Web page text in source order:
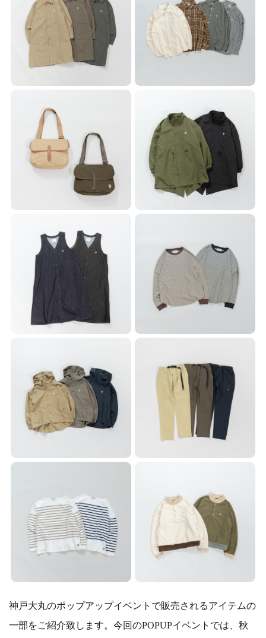
神戸大丸のポップアップイベントで販売されるアイテムの
一部をご紹介致します。今回のPOPUPイベントでは、秋